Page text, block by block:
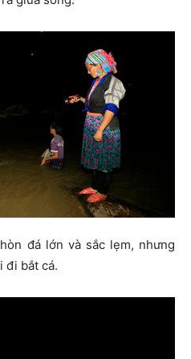
đá lớn và sắc lẹm, nhưng
đi bắt cá.